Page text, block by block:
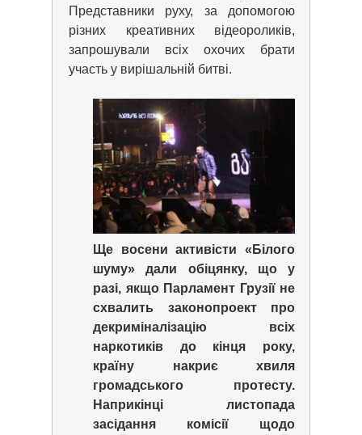
Представники руху, за допомогою
різних креативних відеороликів,
запрошували всіх охочих брати
участь у вирішальній битві.
Ще восени активісти «Білого
шуму» дали обіцянку, що у
разі, якщо Парламент Грузії не
схвалить законопроект про
декриміналізацію всіх
наркотиків до кінця року,
країну накриє хвиля
громадського протесту.
Наприкінці листопада
засідання комісії щодо